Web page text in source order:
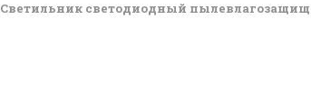
Светильник светодиодный